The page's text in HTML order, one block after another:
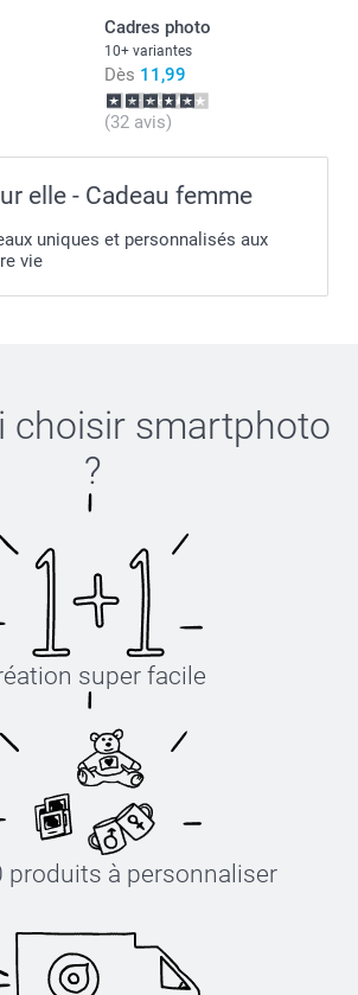
Cadres photo
10+ variantes
Dès 11,99
(32 avis)
elle - Cadeau femme
uniques et personnalisés aux
vie
choisir smartphoto
?
super facile
produits à personnaliser